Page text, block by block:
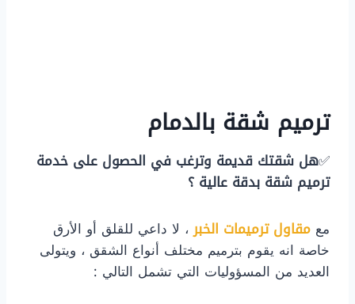
ترميم شقة بالدمام
✅هل شقتك قديمة وترغب في الحصول على خدمة
ترميم شقة بدقة عالية ؟
مع مقاول ترميمات الخبر، لا داعي للقلق أو الأرق
خاصة انه يقوم بترميم مختلف أنواع الشقق ، ويتولى
العديد من المسؤوليات التي تشمل التالي :